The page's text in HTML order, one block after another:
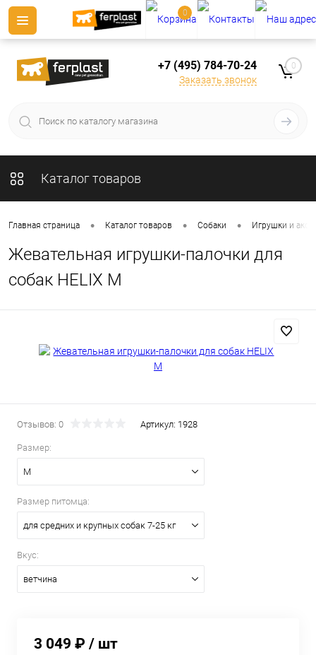
+7 (495) 784-70-24
Заказать звонок
0
Каталог товаров
Главная страница • Каталог товаров • Собаки • Игрушки и
Жевательная игрушки-палочки для
собак HELIX M
Отзывов: 0 Артикул: 1928
Размер:
M
Размер питомца:
для средних и крупных собак 7-25 кг
Вкус:
ветчина
3 049 ₽ / шт
0